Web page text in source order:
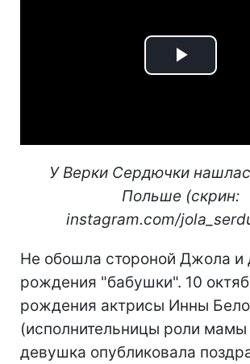
Play
У Верки Сердючки
Польше (скрин:
instagram.com/
Не обошла стороной Джола и
рождения "бабушки". 10
рождения актрисы Инны
(исполнительницы роли
девушка опубликовала